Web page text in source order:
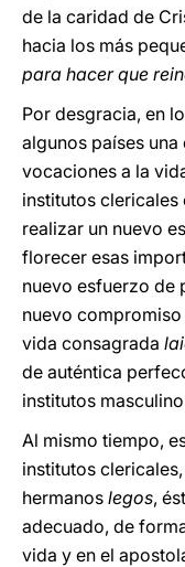
de la caridad de
hacia los más
para hacer que
Por desgracia, en
algunos países
vocaciones a la
institutos clericales
realizar un nuevo
florecer esas
nuevo esfuerzo de
nuevo
vida consagrada
de auténtica
institutos
Al mismo tiempo,
institutos
hermanos legos,
adecuado, de
vida y en el